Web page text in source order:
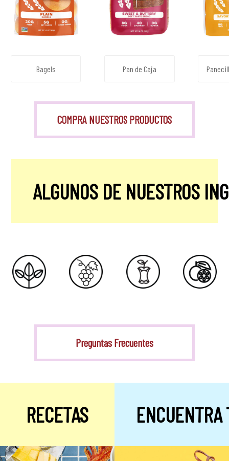
Bagels Pan de Caja
COMPRA NUESTROS PRODUCTOS
ALGUNOS DE NUESTROS
Preguntas Frecuentes
RECETAS